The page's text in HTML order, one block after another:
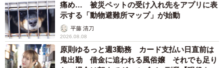
痛め… 被災ペットの受け入れ先をアプリに表
示する「動物避難所マップ」が始動
平藤 清刀
2026.08.08
原則ゆるっと週3勤務 カード支払い日直前は
鬼出勤 借金に追われる風俗嬢 それでも足り